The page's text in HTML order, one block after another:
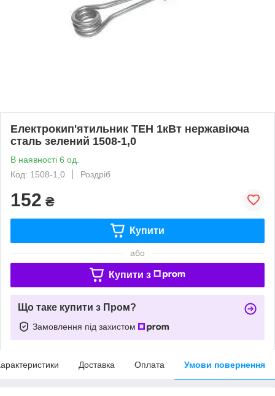
Електрокип'ятильник ТЕН 1кВт нержавіюча
сталь зелений 1508-1,0
В наявності 6 од.
Код: 1508-1,0
Роздріб
152 ₴
Купити
або
Купити з
Що таке купити з Пром?
Замовлення під захистом
Доставка Оплата Умови повернення